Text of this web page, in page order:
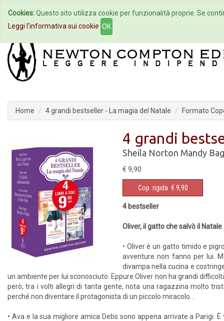
Home Autori Eventi
Home 4 grandi bestseller - La magia del Natale Formato
4 grandi
Sheila Norton Mandy
€ 9,90
Cop. rigida € 9,90
4 bestseller
Oliver, il gatto che salvò il
• Oliver è un gatto timido e
avventure non fanno per lui.
divampa nella cucina e
un ambiente per lui sconosciuto. Eppure Oliver non ha grandi
però, tra i volti allegri di tanta gente, nota una ragazzina molto
perché non diventare il protagonista di un piccolo miracolo…
• Ava e la sua migliore amica Debs sono appena arrivate a
Cookies:Questo sito utilizza cookie per funzionalità proprie. Se
Leggi l'informativa sui cookie OK